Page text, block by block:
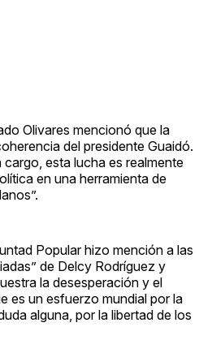
Olivares mencionó que la
del presidente Guaidó.
esta lucha es realmente
en una herramienta de
Popular hizo mención a las
de Delcy Rodríguez y
la desesperación y el
es un esfuerzo mundial por la
alguna, por la libertad de los